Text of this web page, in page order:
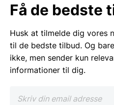
Få de bedste
Husk at tilmelde dig vores
til de bedste tilbud. Og
ikke, men sender kun
informationer til dig.